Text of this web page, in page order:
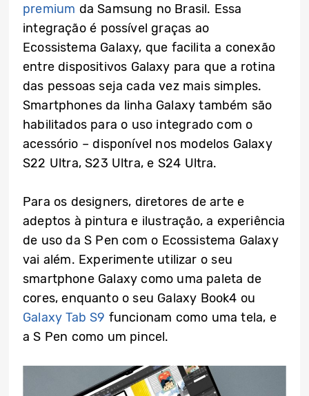
premium da Samsung no Brasil. Essa
integração é possível graças ao
Ecossistema Galaxy, que facilita a conexão
entre dispositivos Galaxy para que a rotina
das pessoas seja cada vez mais simples.
Smartphones da linha Galaxy também são
habilitados para o uso integrado com o
acessório – disponível nos modelos Galaxy
S22 Ultra, S23 Ultra, e S24 Ultra.
Para os designers, diretores de arte e
adeptos à pintura e ilustração, a experiência
de uso da S Pen com o Ecossistema Galaxy
vai além. Experimente utilizar o seu
smartphone Galaxy como uma paleta de
cores, enquanto o seu Galaxy Book4 ou
Galaxy Tab S9 funcionam como uma tela, e
a S Pen como um pincel.